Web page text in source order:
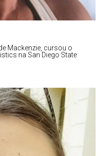
Mackenzie, cursou o
na San Diego State